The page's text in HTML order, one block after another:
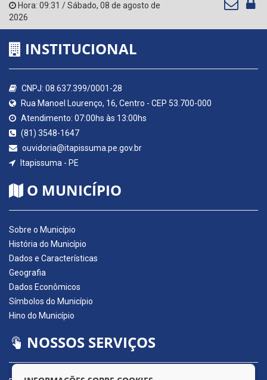
Hora: 09:31 /Sábado, 08 de agosto de
2026
INSTITUCIONAL
CNPJ: 08.637.399/0001-28
Rua Manoel Lourenço, 16, Centro - CEP 53.700-000
Atendimento: 07:00hs às 13:00hs
(81) 3548-1647
ouvidoria@itapissuma.pe.gov.br
Itapissuma - PE
O MUNICÍPIO
Sobre o Município
História do Município
Dados e Características
Geografia
Dados Econômicos
Símbolos do Município
Hino do Município
NOSSOS SERVIÇOS